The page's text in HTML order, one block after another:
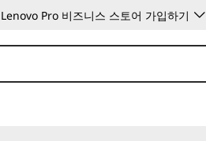
Lenovo Pro 비즈니스 스토어 가입하기